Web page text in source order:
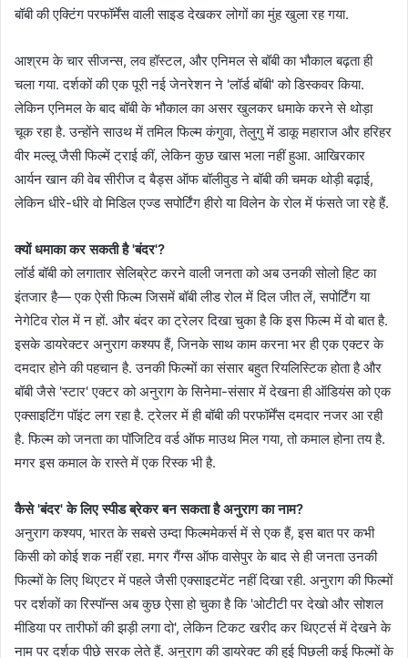
बॉबी की एक्टिंग परफॉर्मेंस वाली साइड देखकर लोगों का मुंह खुला रह गया.
आश्रम के चार सीजन्स, लव हॉस्टल, और एनिमल से बॉबी का भौकाल बढ़ता ही
चला गया. दर्शकों की एक पूरी नई जेनरेशन ने 'लॉर्ड बॉबी' को डिस्कवर किया.
लेकिन एनिमल के बाद बॉबी के भौकाल का असर खुलकर धमाके करने से थोड़ा
चूक रहा है. उन्होंने साउथ में तमिल फिल्म कंगुवा, तेलुगु में डाकू महाराज और हरिहर
वीर मल्लू जैसी फिल्में ट्राई कीं, लेकिन कुछ खास भला नहीं हुआ. आखिरकार
आर्यन खान की वेब सीरीज द बैड्स ऑफ बॉलीवुड ने बॉबी की चमक थोड़ी बढ़ाई,
लेकिन धीरे-धीरे वो मिडिल एज्ड सपोर्टिंग हीरो या विलेन के रोल में फंसते जा रहे हैं.
क्यों धमाका कर सकती है 'बंदर'?
लॉर्ड बॉबी को लगातार सेलिब्रेट करने वाली जनता को अब उनकी सोलो हिट का
इंतजार है— एक ऐसी फिल्म जिसमें बॉबी लीड रोल में दिल जीत लें, सपोर्टिंग या
नेगेटिव रोल में न हों. और बंदर का ट्रेलर दिखा चुका है कि इस फिल्म में वो बात है.
इसके डायरेक्टर अनुराग कश्यप हैं, जिनके साथ काम करना भर ही एक एक्टर के
दमदार होने की पहचान है. उनकी फिल्मों का संसार बहुत रियलिस्टिक होता है और
बॉबी जैसे 'स्टार' एक्टर को अनुराग के सिनेमा-संसार में देखना ही ऑडियंस को एक
एक्साइटिंग पॉइंट लग रहा है. ट्रेलर में ही बॉबी की परफॉर्मेंस दमदार नजर आ रही
है. फिल्म को जनता का पॉजिटिव वर्ड ऑफ माउथ मिल गया, तो कमाल होना तय है.
मगर इस कमाल के रास्ते में एक रिस्क भी है.
कैसे 'बंदर' के लिए स्पीड ब्रेकर बन सकता है अनुराग का नाम?
अनुराग कश्यप, भारत के सबसे उम्दा फिल्ममेकर्स में से एक हैं, इस बात पर कभी
किसी को कोई शक नहीं रहा. मगर गैंग्स ऑफ वासेपुर के बाद से ही जनता उनकी
फिल्मों के लिए थिएटर में पहले जैसी एक्साइटमेंट नहीं दिखा रही. अनुराग की फिल्मों
पर दर्शकों का रिस्पॉन्स अब कुछ ऐसा हो चुका है कि 'ओटीटी पर देखो और सोशल
मीडिया पर तारीफों की झड़ी लगा दो', लेकिन टिकट खरीद कर थिएटर्स में देखने के
नाम पर दर्शक पीछे सरक लेते हैं. अनुराग की डायरेक्ट की हुई पिछली कई फिल्मों के